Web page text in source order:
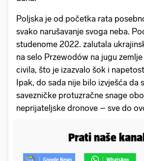
Poljska je od početka rata
svako narušavanje svoga neba.
studenome 2022. zalutala
na selo Przewodów na jugu
civila, što je izazvalo šok i
Ipak, do sada nije bilo izvješća da
savezničke protuzračne snage
neprijateljske dronove – sve do
Prati naše